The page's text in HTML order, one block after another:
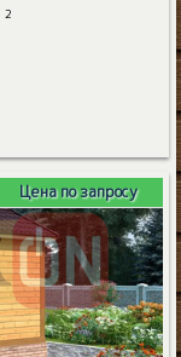
2
Цена по запросу